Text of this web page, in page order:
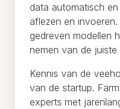
data automatisch
aflezen en
gedreven modellen
nemen van de juiste
Kennis van de
van de startup.
experts met